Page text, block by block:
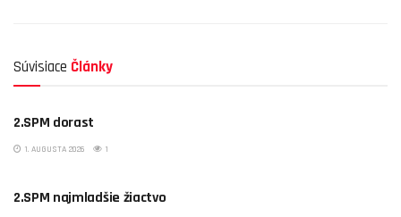
Súvisiace Články
2.SPM dorast
1. AUGUSTA 2026 1
2.SPM najmladšie žiactvo